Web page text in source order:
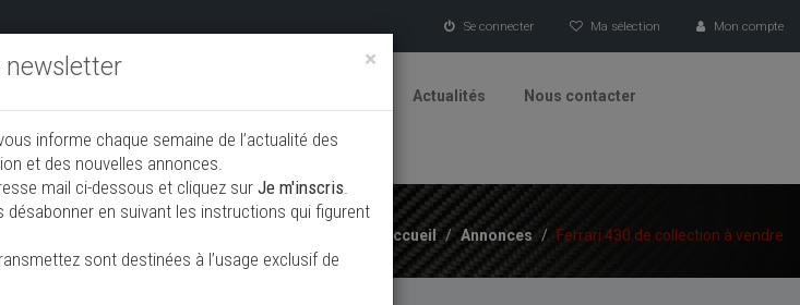
Se connecter Ma sélection Mon compte
Actualités Nous contacter
Accueil / Annonces / Ferrari 430 de collection à vendre
×
newsletter
informe chaque semaine de l’actualité des
et des nouvelles annonces.
mail ci-dessous et cliquez sur Je m'inscris.
en suivant les instructions qui figurent
sont destinées à l’usage exclusif de